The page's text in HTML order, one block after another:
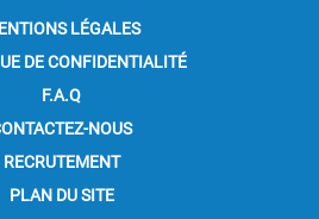
LÉGALES
DE CONFIDENTIALITÉ
F.A.Q
NOUS
RECRUTEMENT
PLAN DU SITE